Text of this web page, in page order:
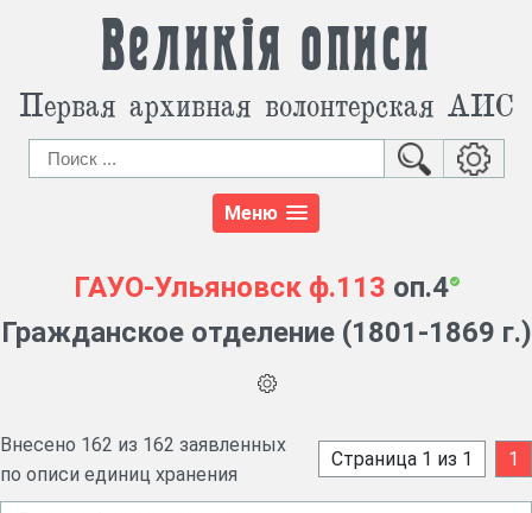
Великія описи
Первая архивная волонтерская АИС
Меню
ГАУО-Ульяновск ф.113 оп.4
Гражданское отделение (1801-1869 г.)
Внесено 162 из 162 заявленных
по описи единиц хранения
Страница 1 из 1 1